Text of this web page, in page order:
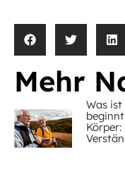
Mehr
Was